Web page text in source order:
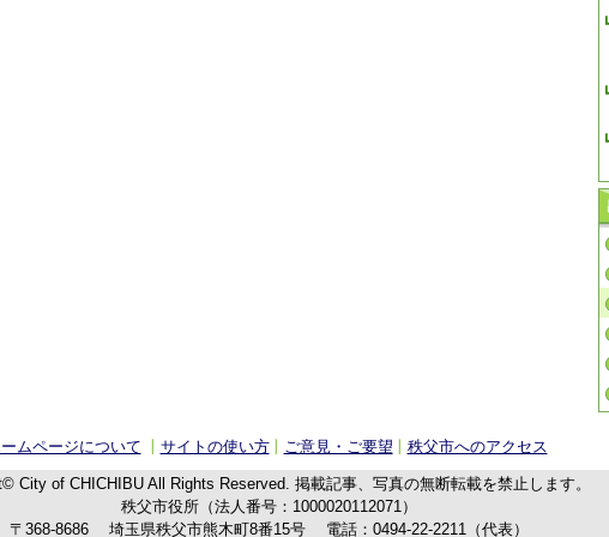
ムページについて サイトの使い方 ご意見・ご要望 秩父市へのアクセス
City of CHICHIBU All Rights Reserved. 掲載記事、写真の無断転載を禁止します。
秩父市役所（法人番号：1000020112071）
〒368-8686
埼玉県秩父市熊木町8番15号 電話： 0494-22-2211（代表）